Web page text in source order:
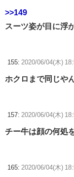
>>149
スーツ姿が目に浮
155: 2020/06/04(木)
ホクロまで同じや
157: 2020/06/04(木)
チー牛は顔の何処
165: 2020/06/04(木)